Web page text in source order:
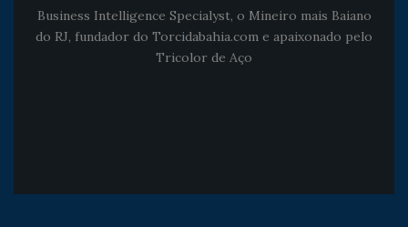
Business Intelligence Specialyst, o Mineiro mais Baiano
do RJ, fundador do Torcidabahia.com e apaixonado pelo
Tricolor de Aço